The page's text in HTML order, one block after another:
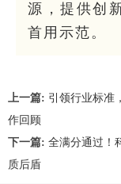
源，提供创
首用示范。
上一篇: 引领行业标准
作回顾
下一篇: 全满分通过！
质后盾